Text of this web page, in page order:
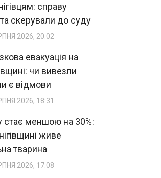
справу
скерували до суду
2026, 20:02
евакуація на
чи вивезли
є відмови
2026, 18:31
стає меншою на 30%:
живе
тварина
2026, 17:08